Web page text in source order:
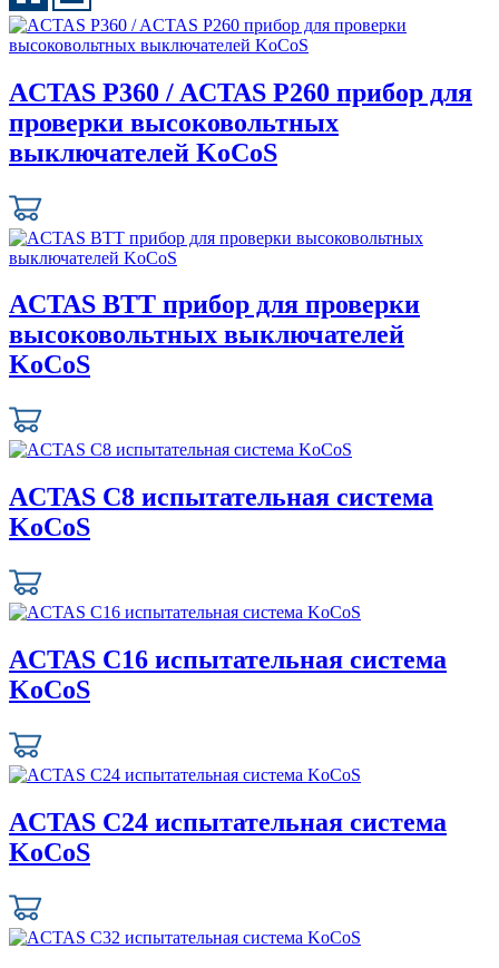
ACTAS P360 / ACTAS P260 прибор для
проверки высоковольтных
выключателей KoCoS
ACTAS BTT прибор для проверки
высоковольтных выключателей
KoCoS
ACTAS C8 испытательная система
KoCoS
ACTAS C16 испытательная система
KoCoS
ACTAS C24 испытательная система
KoCoS